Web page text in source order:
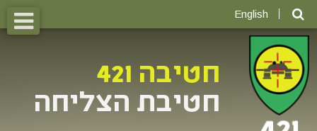
English